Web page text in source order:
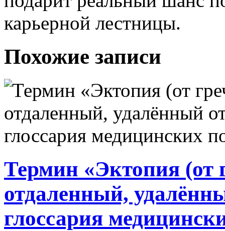
карьерной лестницы.
Похожие записи
Термин «Эктопия (от
отдаленный,
глоссария